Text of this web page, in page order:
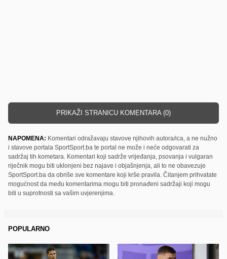
PRIKAŽI STRANICU KOMENTARA (0)
NAPOMENA: Komentari odražavaju stavove njihovih autora/ica, a ne nužno
i stavove portala SportSport.ba te portal ne može i neće odgovarati za
sadržaj tih kometara. Komentari koji sadrže vrijeđanja, psovanja i vulgaran
riječnik mogu biti uklonjeni bez najave i objašnjenja, ali to ne obavezuje
SportSport.ba da obriše sve komentare koji krše pravila. Čitanjem prihvatate
mogućnost da među komentarima mogu biti pronađeni sadržaji koji mogu
biti u suprotnosti sa vašim uvjerenjima.
POPULARNO